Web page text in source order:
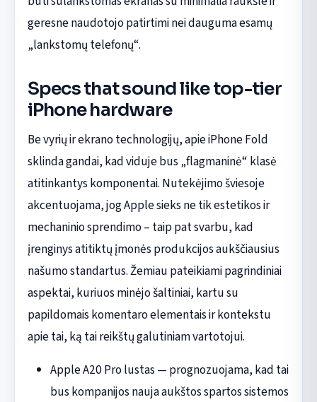
geresne naudotojo patirtimi nei dauguma esamų
„lankstomų telefonų“.
Specs that sound like top-tier
iPhone hardware
Be vyrių ir ekrano technologijų, apie iPhone Fold
sklinda gandai, kad viduje bus „flagmaninė“ klasė
atitinkantys komponentai. Nutekėjimo šviesoje
akcentuojama, jog Apple sieks ne tik estetikos ir
mechaninio sprendimo – taip pat svarbu, kad
įrenginys atitiktų įmonės produkcijos aukščiausius
našumo standartus. Žemiau pateikiami pagrindiniai
aspektai, kuriuos minėjo šaltiniai, kartu su
papildomais komentaro elementais ir kontekstu
apie tai, ką tai reikštų galutiniam vartotojui.
Apple A20 Pro lustas — prognozuojama, kad tai
bus kompanijos nauja aukštos spartos sistemos